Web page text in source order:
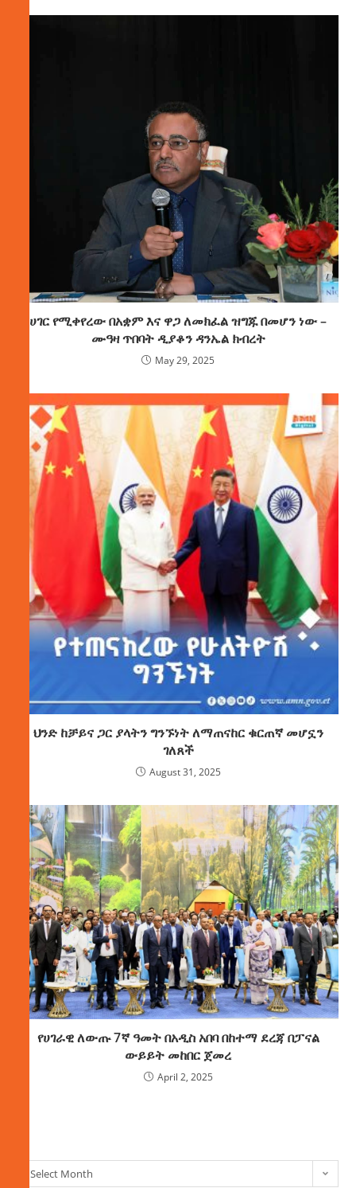
ሀገር የሚቀየረው በአቋም እና ዋጋ ለመክፈል ዝግጁ በመሆን ነው –
ሙዓዛ ጥበባት ዲያቆን ዳንኤል ክብረት
May 29, 2025
ህንድ ከቻይና ጋር ያላትን ግንኙነት ለማጠናከር ቁርጠኛ መሆኗን
ገለጸች
August 31, 2025
የሀገራዊ ለውጡ 7ኛ ዓመት በአዲስ አበባ በከተማ ደረጃ በፓናል
ውይይት መከበር ጀመረ
April 2, 2025
Select Month